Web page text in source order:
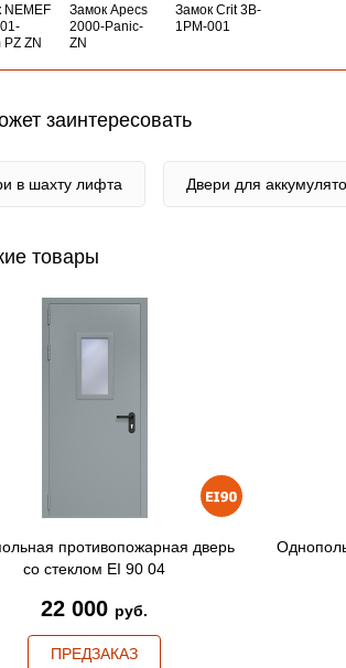
NEMEF
ZN
Замок Apecs
2000-Panic-
ZN
Замок Crit 3B-
1PM-001
заинтересовать
в шахту лифта Двери для
товары
противопожарная дверь
со стеклом EI 90 04
22 000 руб.
ПРЕДЗАКАЗ